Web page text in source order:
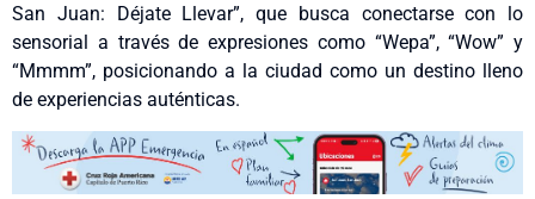
San Juan: Déjate Llevar”, que busca conectarse con lo
sensorial a través de expresiones como “Wepa”, “Wow” y
“Mmmm”, posicionando a la ciudad como un destino lleno
de experiencias auténticas.